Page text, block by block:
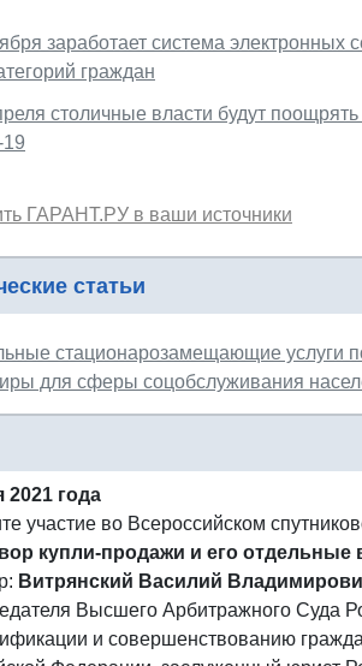
заработает система
граждан
столичные власти будут
ГАРАНТ.РУ в ваши источники
статьи
стационарозамещающие услуги
для сферы соцобслуживания
2021 года
участие во Всероссийском
купли-продажи и его отдельные
Витрянский Василий
Высшего Арбитражного Суда
и совершенствованию